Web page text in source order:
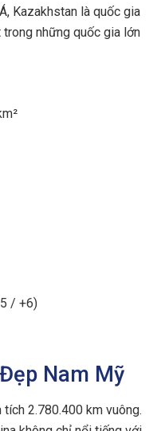
Kazakhstan là quốc gia
những quốc gia lớn
/ +6)
Nam Mỹ
2.780.400 km vuông.